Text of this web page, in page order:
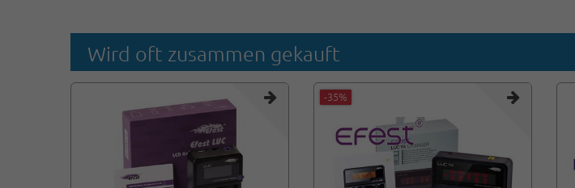
Wird oft zusammen gekauft
-35%